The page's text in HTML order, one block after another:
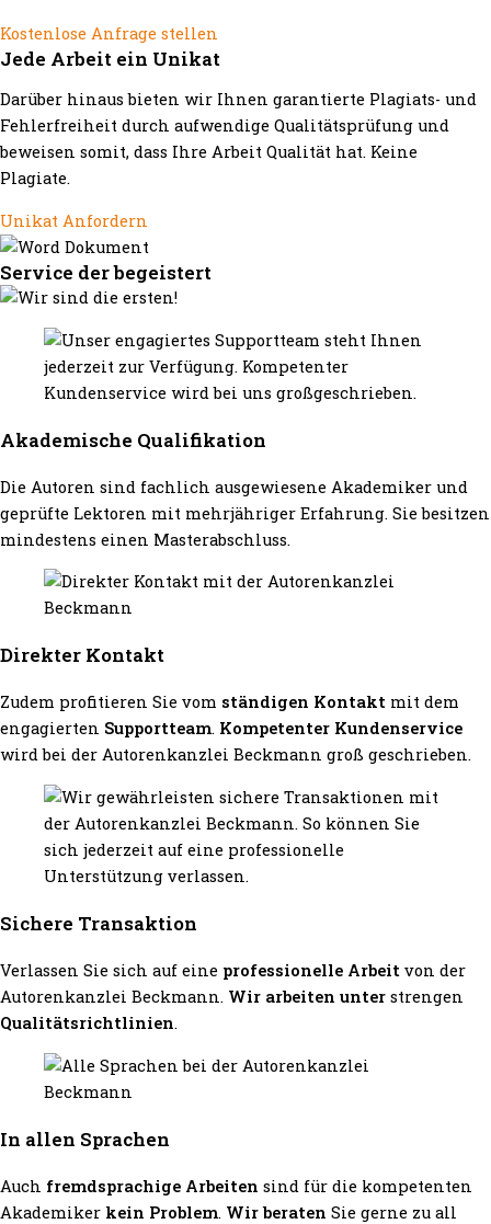
Kostenlose Anfrage stellen
Jede Arbeit ein Unikat
Darüber hinaus bieten wir Ihnen garantierte Plagiats- und
Fehlerfreiheit durch aufwendige Qualitätsprüfung und
beweisen somit, dass Ihre Arbeit Qualität hat. Keine
Plagiate.
Unikat Anfordern
Service der begeistert
Akademische Qualifikation
Die Autoren sind fachlich ausgewiesene Akademiker und
geprüfte Lektoren mit mehrjähriger Erfahrung. Sie besitzen
mindestens einen Masterabschluss.
Direkter Kontakt
Zudem profitieren Sie vom ständigen Kontakt mit dem
engagierten Supportteam. Kompetenter Kundenservice
wird bei der Autorenkanzlei Beckmann groß geschrieben.
Sichere Transaktion
Verlassen Sie sich auf eine professionelle Arbeit von der
Autorenkanzlei Beckmann. Wir arbeiten unter strengen
Qualitätsrichtlinien.
In allen Sprachen
Auch fremdsprachige Arbeiten sind für die kompetenten
Akademiker kein Problem. Wir beraten Sie gerne zu all